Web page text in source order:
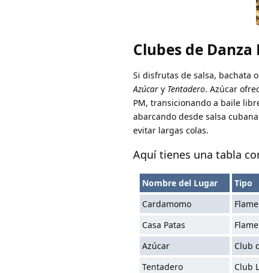
Clubes de
Si disfrutas de salsa, bachata
Azúcar y Tentadero. Azúcar
PM, transicionando a baile
abarcando desde salsa
evitar largas colas.
Aquí tienes una tabla
Nombre del Lugar Tipo
Cardamomo
Casa Patas
Azúcar
Club
Tentadero
Club